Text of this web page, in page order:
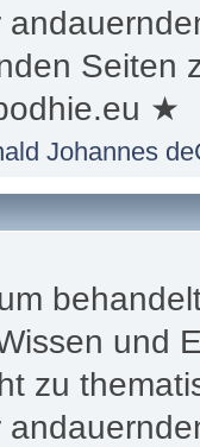
Seiten
★
Johannes
und
zu